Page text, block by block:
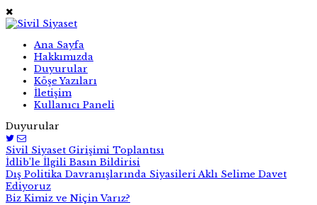
Ana Sayfa
Hakkımızda
Duyurular
Köşe Yazıları
İletişim
Kullanıcı Paneli
Duyurular
Sivil Siyaset Girişimi Toplantısı
İdlib’le İlgili Basın Bildirisi
Dış Politika Davranışlarında Siyasileri Aklı Selime Davet
Ediyoruz
Biz Kimiz ve Niçin Varız?